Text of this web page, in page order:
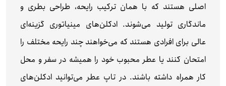
اصلی هستند که با همان ترکیب رایحه، طراحی بطری و
ماندگاری تولید می‌شوند. ادکلن‌های مینیاتوری گزینه‌ای
عالی برای افرادی هستند که می‌خواهند چند رایحه مختلف را
امتحان کنند یا عطر محبوب خود را همیشه در سفر و محل
کار همراه داشته باشند. در تاپ عطر می‌توانید ادکلن‌های